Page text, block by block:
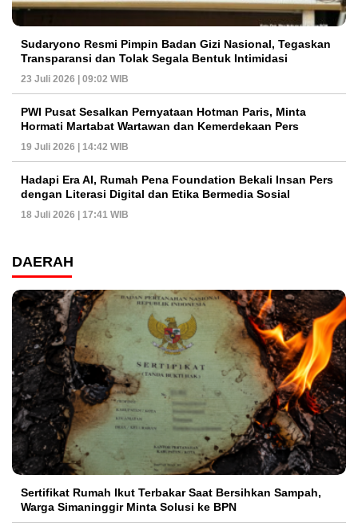
Sudaryono Resmi Pimpin Badan Gizi Nasional, Tegaskan
Transparansi dan Tolak Segala Bentuk Intimidasi
23 Juli 2026 | 09:02 WIB
PWI Pusat Sesalkan Pernyataan Hotman Paris, Minta
Hormati Martabat Wartawan dan Kemerdekaan Pers
19 Juli 2026 | 14:42 WIB
Hadapi Era AI, Rumah Pena Foundation Bekali Insan Pers
dengan Literasi Digital dan Etika Bermedia Sosial
18 Juli 2026 | 17:41 WIB
DAERAH
Sertifikat Rumah Ikut Terbakar Saat Bersihkan Sampah,
Warga Simaninggir Minta Solusi ke BPN